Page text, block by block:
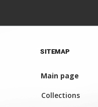
SITEMAP
Main page
Collections